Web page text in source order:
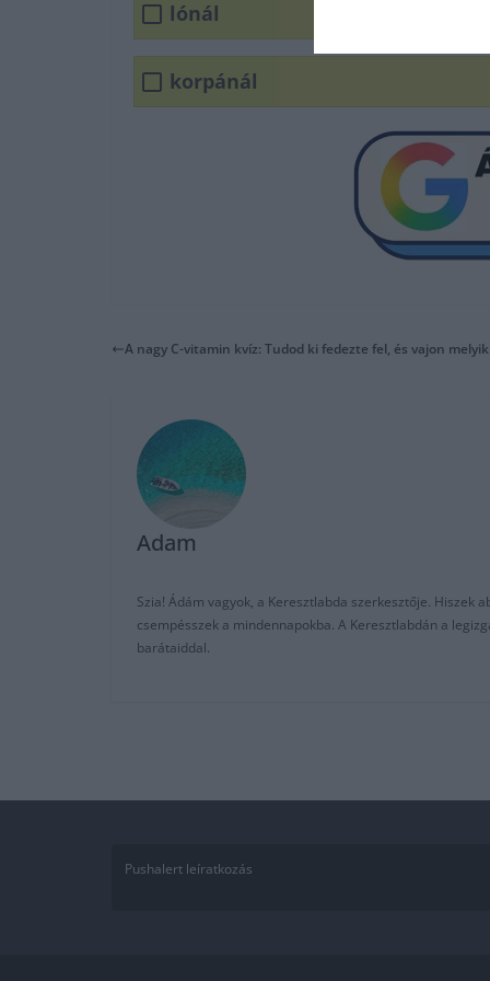
lónál
korpánál
A nagy C-vitamin kvíz: Tudod ki fedezte fel, és vajon
Adam
Szia! Ádám vagyok, a Keresztlabda szerkesztője.
csempésszek a mindennapokba. A Keresztlabdán a
barátaiddal.
Pushalert leíratkozás